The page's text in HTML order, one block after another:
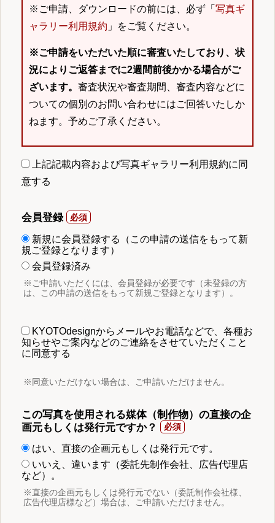
※ご申請、ダウンロードの前には、必ず「 写真ギ
ャラリー利用規約 」をご覧ください。
※ご申請をいただいた順に審査いたしており、状
況によりご返答までに2週間前後かかる場合がご
ざいます。 審査状況や審査期間、審査内容などに
ついての個別のお問い合わせにはご回答いたしか
ねます。予めご了承ください。
上記記載内容および写真ギャラリー利用規約に同
意する
会員登録
新規に会員登録する（この申請の送信をもって新
規ご登録となります）
会員登録済み
※ご申請いただくには、会員登録が必要です（未登録の方
は、この申請の送信をもって新規ご登録となります）。
KYOTOdesignからメールやお電話などで、各種お
知らせやご案内などのご連絡をさせていただくこと
に同意する
※同意いただけない場合は、ご申請いただけません。
この写真を使用される媒体（制作物）の直接の企
画元もしくは発行元ですか？
はい、直接の企画元もしくは発行元です。
いいえ、違います（委託先制作会社、広告代理店
など）。
※直接の企画元もしくは発行元でない（委託制作会社様、
広告代理店様など）場合は、ご申請いただけません。